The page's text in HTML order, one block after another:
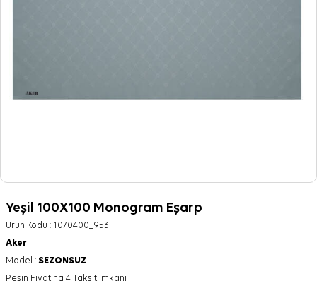
Yeşil 100X100 Monogram Eşarp
Ürün Kodu : 1070400_953
Aker
Model : SEZONSUZ
Peşin Fiyatına 4 Taksit İmkanı